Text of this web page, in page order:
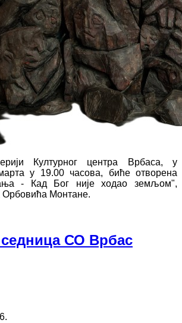
Културног центра Врбаса, у
у 19.00 часова, биће отворена
- Кад Бог није ходао земљом",
Орбовића Монтане.
седница СО Врбас